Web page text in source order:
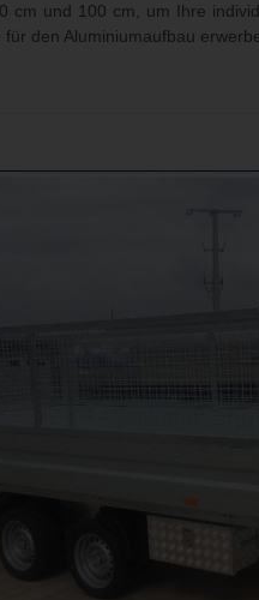
cm und 100 cm, um Ihre
den Aluminiumaufbau